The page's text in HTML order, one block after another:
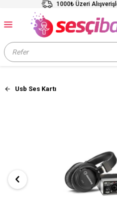
1000₺ Üzeri
Usb Ses Kartı